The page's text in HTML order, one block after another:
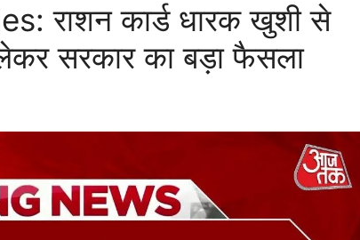
राशन कार्ड धारक खुशी से
सरकार का बड़ा फैसला